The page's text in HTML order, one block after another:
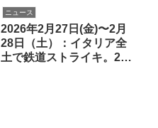
ニュース
2026年2月27日(金)〜2月
28日（土）：イタリア全
土で鉄道ストライキ。24